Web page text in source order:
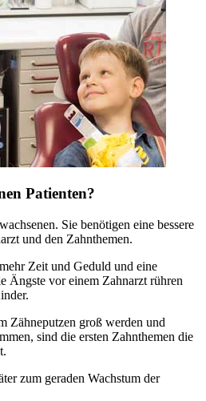
Patienten?
Sie benötigen eine bessere
und den Zahnthemen.
Zeit und Geduld und eine
Ängste vor einem Zahnarzt rühren
Zähneputzen groß werden und
sind die ersten Zahnthemen die
zum geraden Wachstum der